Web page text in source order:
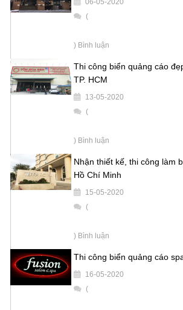
(
) Bình luận
Thi công biển quảng cáo
TP. HCM
13-05-2020
(
) Bình luận
Nhận thiết kế, thi công làm
Hồ Chí Minh
15-05-2020
(
) Bình luận
Thi công biển quảng cáo
16-05-2020
(